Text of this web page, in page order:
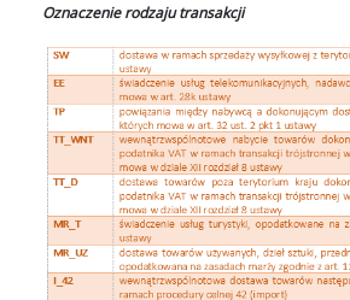
Oznaczenie rodzaju transakcji